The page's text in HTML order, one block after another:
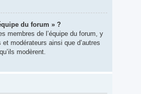
du forum » ?
membres de l’équipe du forum, y
modérateurs ainsi que d’autres
modèrent.